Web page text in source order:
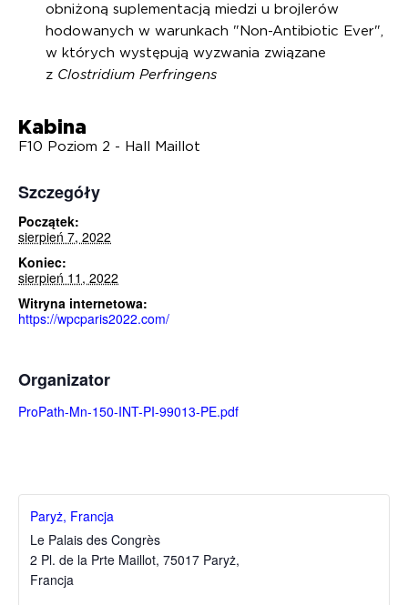
obniżoną suplementacją miedzi u brojlerów
hodowanych w warunkach "Non-Antibiotic Ever",
w których występują wyzwania związane
z Clostridium Perfringens
Kabina
F10 Poziom 2 - Hall Maillot
Szczegóły
Początek:
sierpień 7, 2022
Koniec:
sierpień 11, 2022
Witryna internetowa:
https://wpcparis2022.com/
Organizator
ProPath-Mn-150-INT-PI-99013-PE.pdf
Paryż, Francja
Le Palais des Congrès
2 Pl. de la Prte Maillot, 75017 Paryż,
Francja